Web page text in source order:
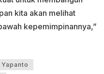
kita akan melihat
kepemimpinannya,”